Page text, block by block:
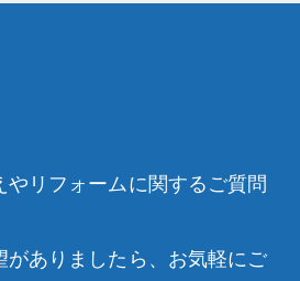
やリフォームに関するご質問
がありましたら、お気軽にご